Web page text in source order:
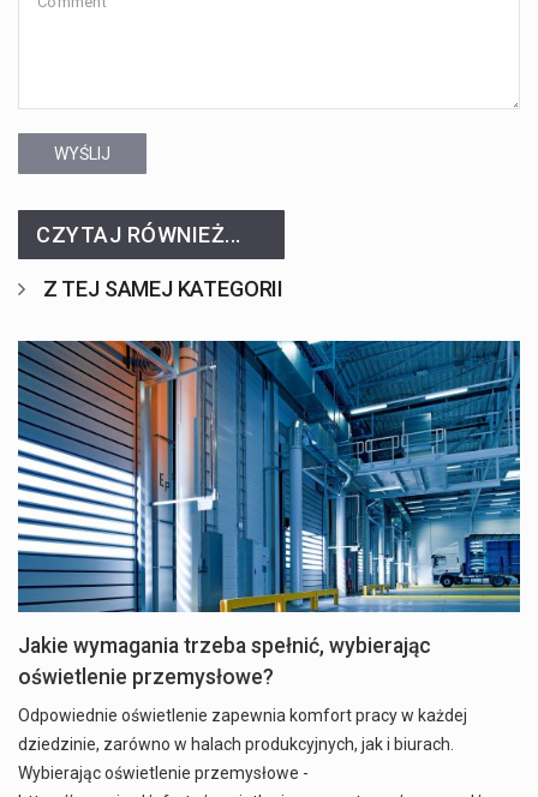
WYŚLIJ
CZYTAJ RÓWNIEŻ...
Z TEJ SAMEJ KATEGORII
Jakie wymagania trzeba spełnić, wybierając
oświetlenie przemysłowe?
Odpowiednie oświetlenie zapewnia komfort pracy w każdej
dziedzinie, zarówno w halach produkcyjnych, jak i biurach.
Wybierając oświetlenie przemysłowe -